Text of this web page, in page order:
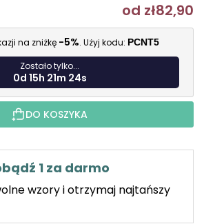
od zł82,90
na zniżkę -5%. Użyj kodu: PCNT5
Zostało tylko...
0d 15h 21m 23s
DO KOSZYKA
1 za darmo
wzory i otrzymaj najtańszy